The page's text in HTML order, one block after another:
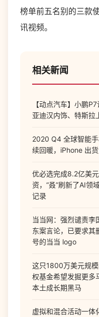
榜单前五名别的三款
讯视频。
相关新闻
【动点汽车】小鹏
亚迪汉内饰、特斯拉
2020 Q4 全球智能
续回暖，iPhone 出
优必选完成8.2亿美
资，“叒”刷新了AI领
记录
当当网：强烈谴责李
东案言论，已要求其
号的当当 logo
这只1800万美元规
权基金希望发掘更多
本土成长期黑马
虚拟和混合活动一体